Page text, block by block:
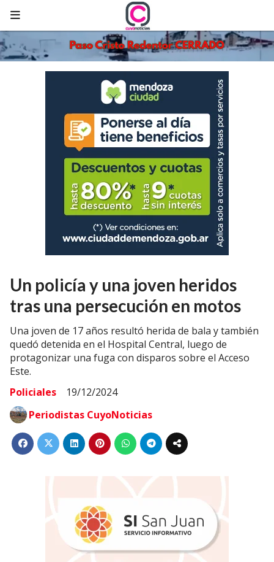
Un policía y una joven heridos
tras una persecución en motos
Una joven de 17 años resultó herida de bala y también
quedó detenida en el Hospital Central, luego de
protagonizar una fuga con disparos sobre el Acceso
Este.
Policiales
19/12/2024
Periodistas CuyoNoticias